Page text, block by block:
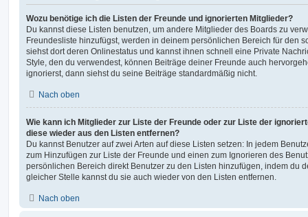
Wozu benötige ich die Listen der Freunde und ignorierten Mitglieder?
Du kannst diese Listen benutzen, um andere Mitglieder des Boards zu
Freundesliste hinzufügst, werden in deinem persönlichen Bereich für den
siehst dort deren Onlinestatus und kannst ihnen schnell eine Private
Style, den du verwendest, können Beiträge deiner Freunde auch
ignorierst, dann siehst du seine Beiträge standardmäßig nicht.
Nach oben
Wie kann ich Mitglieder zur Liste der Freunde oder zur Liste der
diese wieder aus den Listen entfernen?
Du kannst Benutzer auf zwei Arten auf diese Listen setzen: In jedem
zum Hinzufügen zur Liste der Freunde und einen zum Ignorieren des
persönlichen Bereich direkt Benutzer zu den Listen hinzufügen, indem du
gleicher Stelle kannst du sie auch wieder von den Listen entfernen.
Nach oben